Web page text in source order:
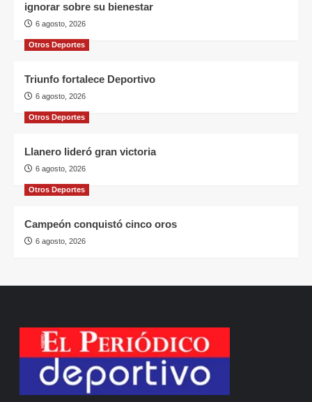
ignorar sobre su bienestar
6 agosto, 2026
Otros Deportes
Triunfo fortalece Deportivo
6 agosto, 2026
Otros Deportes
Llanero lideró gran victoria
6 agosto, 2026
Otros Deportes
Campeón conquistó cinco oros
6 agosto, 2026